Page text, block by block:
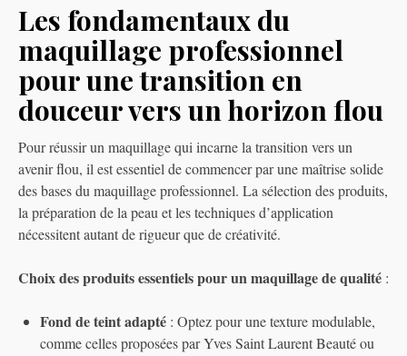
Les fondamentaux du
maquillage professionnel
pour une transition en
douceur vers un horizon flou
Pour réussir un maquillage qui incarne la transition vers un
avenir flou, il est essentiel de commencer par une maîtrise solide
des bases du maquillage professionnel. La sélection des produits,
la préparation de la peau et les techniques d’application
nécessitent autant de rigueur que de créativité.
Choix des produits essentiels pour un maquillage de qualité :
Fond de teint adapté : Optez pour une texture modulable,
comme celles proposées par Yves Saint Laurent Beauté ou